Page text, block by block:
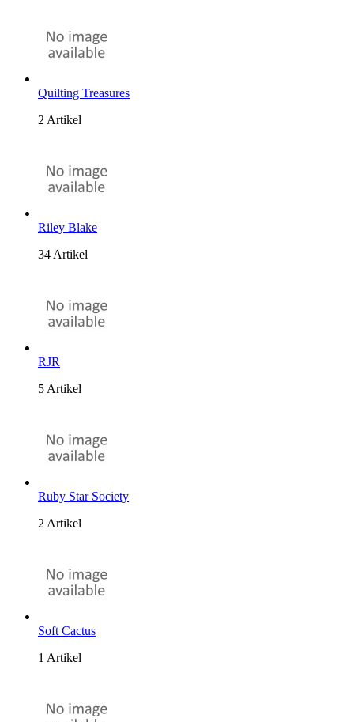
Quilting Treasures
2 Artikel
Riley Blake
34 Artikel
RJR
5 Artikel
Ruby Star Society
2 Artikel
Soft Cactus
1 Artikel